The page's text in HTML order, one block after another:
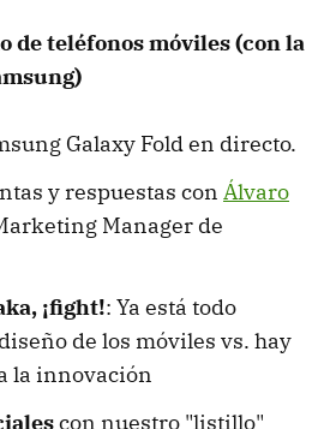
de teléfonos móviles (con la
Galaxy Fold en directo.
y respuestas con Álvaro
Manager de
¡fight!: Ya está todo
de los móviles vs. hay
la innovación
con nuestro "listillo"